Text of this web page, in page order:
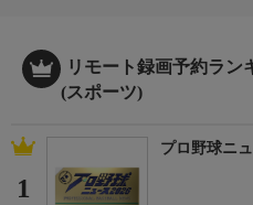
リモート録画予約ラン
(スポーツ)
1
プロ野球ニ